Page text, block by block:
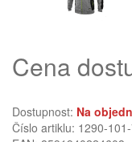
Cena
Dostupnost: Na
Číslo artiklu: 1290-